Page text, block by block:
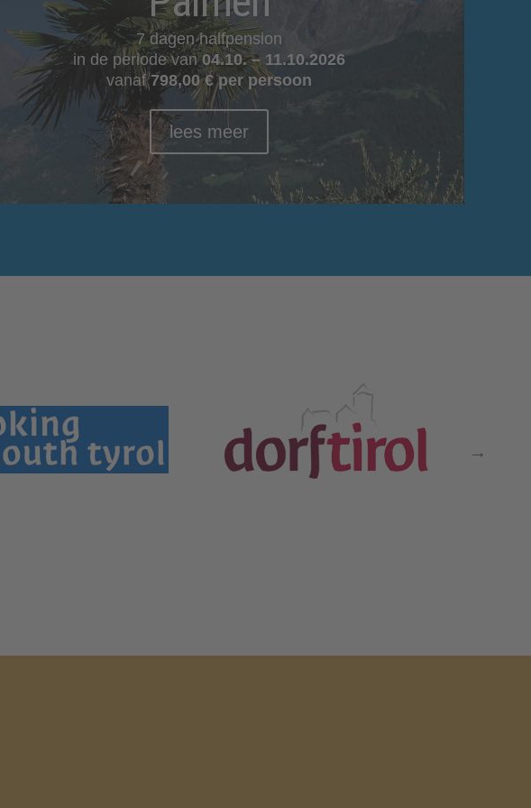
7 dagen halfpension
in de periode van04.10. – 11.10.2026
vanaf798,00 € per persoon
lees meer